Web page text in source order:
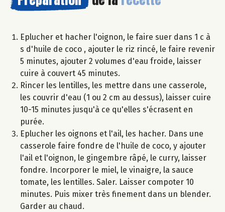
Eplucher et hacher l'oignon, le faire suer dans 1 c à
s d'huile de coco , ajouter le riz rincé, le faire revenir
5 minutes, ajouter 2 volumes d'eau froide, laisser
cuire à couvert 45 minutes.
Rincer les lentilles, les mettre dans une casserole,
les couvrir d'eau (1 ou 2 cm au dessus), laisser cuire
10-15 minutes jusqu'à ce qu'elles s'écrasent en
purée.
Eplucher les oignons et l'ail, les hacher. Dans une
casserole faire fondre de l'huile de coco, y ajouter
l'ail et l'oignon, le gingembre râpé, le curry, laisser
fondre. Incorporer le miel, le vinaigre, la sauce
tomate, les lentilles. Saler. Laisser compoter 10
minutes. Puis mixer très finement dans un blender.
Garder au chaud.